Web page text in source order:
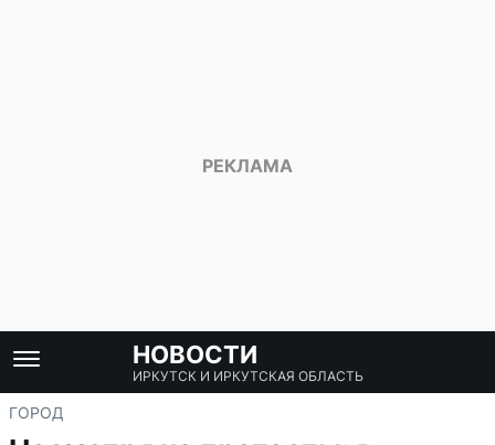
НОВОСТИ
ИРКУТСК И ИРКУТСКАЯ ОБЛАСТЬ
ГОРОД